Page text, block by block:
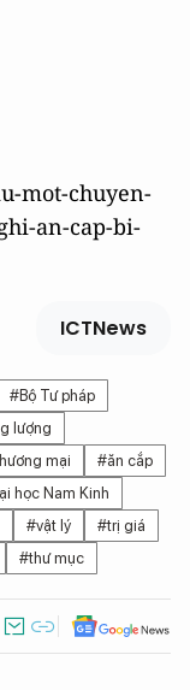
mot-chuyen-
an-cap-bi-
ICTNews
#Bộ Tư pháp
lượng
mại
#ăn cắp
học Nam Kinh
#vật lý
#trị giá
#thư mục